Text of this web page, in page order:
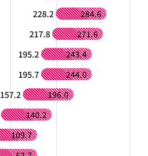
228.2 284.6
217.8 271.6
195.2 243.4
195.7 244.0
157.2 196.0
140.2
109.7